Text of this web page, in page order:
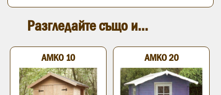
Разгледайте също и...
АМКО 10 АМКО 20